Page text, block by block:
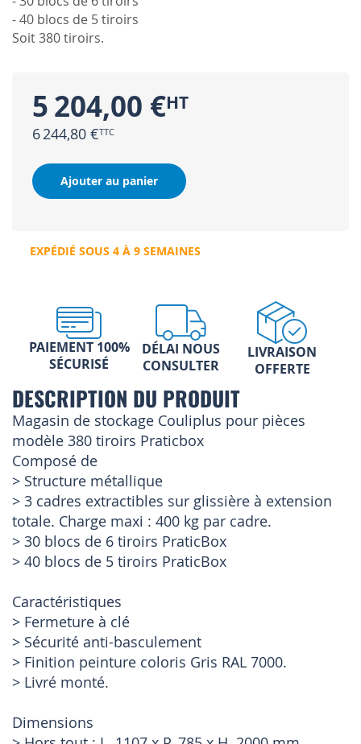
- 40 blocs de 5 tiroirs
Soit 380 tiroirs.
5 204,00 €
6 244,80 €
Ajouter au panier
EXPÉDIÉ SOUS 4 À 9 SEMAINES
PAIEMENT 100%
SÉCURISÉ
DÉLAI NOUS
CONSULTER
LIVRAISON
OFFERTE
DESCRIPTION DU PRODUIT
Magasin de stockage Couliplus pour pièces
modèle 380 tiroirs Praticbox
Composé de
> Structure métallique
> 3 cadres extractibles sur glissière à extension
totale. Charge maxi : 400 kg par cadre.
> 30 blocs de 6 tiroirs PraticBox
> 40 blocs de 5 tiroirs PraticBox
Caractéristiques
> Fermeture à clé
> Sécurité anti-basculement
> Finition peinture coloris Gris RAL 7000.
> Livré monté.
Dimensions